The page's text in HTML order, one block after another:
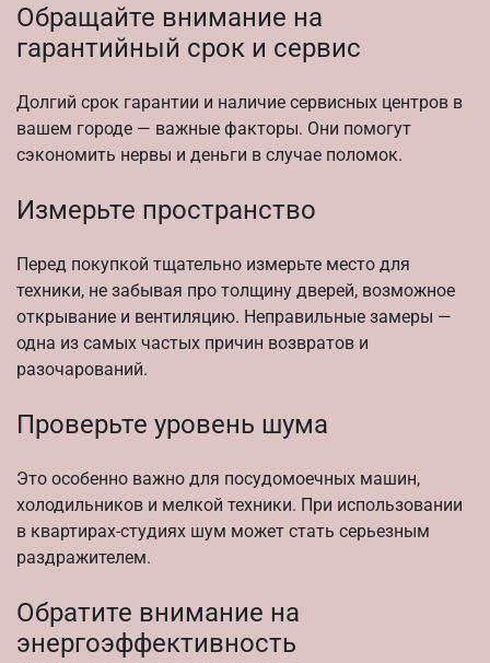
Обращайте внимание на
гарантийный срок и сервис
Долгий срок гарантии и наличие сервисных центров в
вашем городе — важные факторы. Они помогут
сэкономить нервы и деньги в случае поломок.
Измерьте пространство
Перед покупкой тщательно измерьте место для
техники, не забывая про толщину дверей, возможное
открывание и вентиляцию. Неправильные замеры —
одна из самых частых причин возвратов и
разочарований.
Проверьте уровень шума
Это особенно важно для посудомоечных машин,
холодильников и мелкой техники. При использовании
в квартирах-студиях шум может стать серьезным
раздражителем.
Обратите внимание на
энергоэффективность